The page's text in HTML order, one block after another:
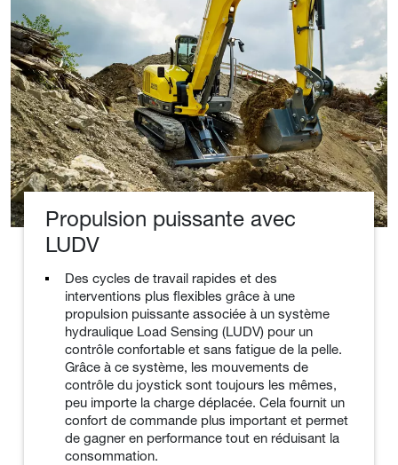
Propulsion puissante avec
LUDV
Des cycles de travail rapides et des
interventions plus flexibles grâce à une
propulsion puissante associée à un système
hydraulique Load Sensing (LUDV) pour un
contrôle confortable et sans fatigue de la pelle.
Grâce à ce système, les mouvements de
contrôle du joystick sont toujours les mêmes,
peu importe la charge déplacée. Cela fournit un
confort de commande plus important et permet
de gagner en performance tout en réduisant la
consommation.